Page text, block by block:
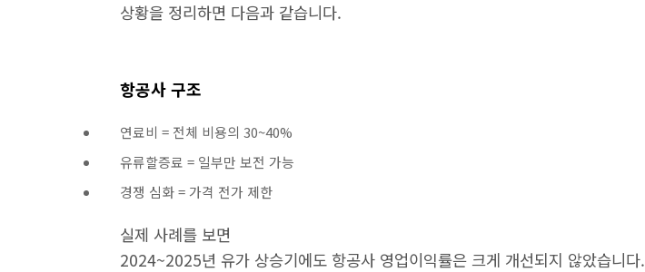
상황을 정리하면 다음과 같습니다.
항공사 구조
연료비 = 전체 비용의 30~40%
유류할증료 = 일부만 보전 가능
경쟁 심화 = 가격 전가 제한
실제 사례를 보면
2024~2025년 유가 상승기에도 항공사 영업이익률은 크게 개선되지 않았습니다.